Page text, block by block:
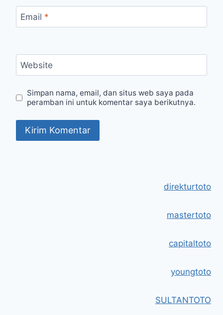
Email *
Website
Simpan nama, email, dan situs web saya pada
peramban ini untuk komentar saya berikutnya.
direkturtoto
mastertoto
capitaltoto
youngtoto
SULTANTOTO